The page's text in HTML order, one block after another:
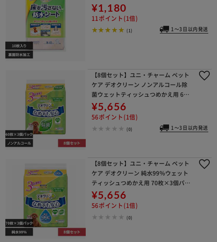
¥1,180
11ポイント(1倍)
(1) 1～3日以内発送
【8個セット】ユニ・チャーム ペット
ケア デオクリーン ノンアルコール除
菌ウェットティッシュつめかえ用 60
枚×3個パック
¥5,656
56ポイント(1倍)
(0) 1～3日以内発送
【8個セット】ユニ・チャーム ペット
ケア デオクリーン 純水99％ウェット
ティッシュつめかえ用 70枚×3個パッ
ク
¥5,656
56ポイント(1倍)
(0)